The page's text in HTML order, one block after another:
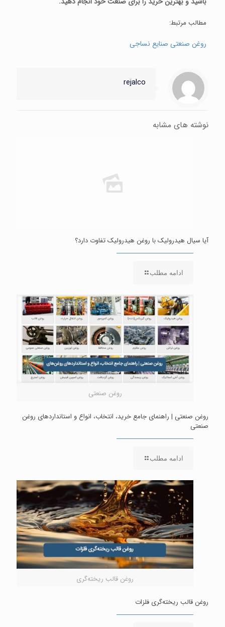
مطالب مرتبط:
روغن صنعتی صنایع نساجی
rejalco
نوشته های مشابه
آیا سیال هیدرولیک با روغن هیدرولیک تفاوت دارد؟
ادامه مطلب
روغن صنعتی
روغن صنعتی | راهنمای جامع خرید، انتخاب، انواع و استانداردهای روغن
صنعتی
ادامه مطلب
روغن قالب ریخته‌گری
روغن قالب ریخته‌گری فلزات